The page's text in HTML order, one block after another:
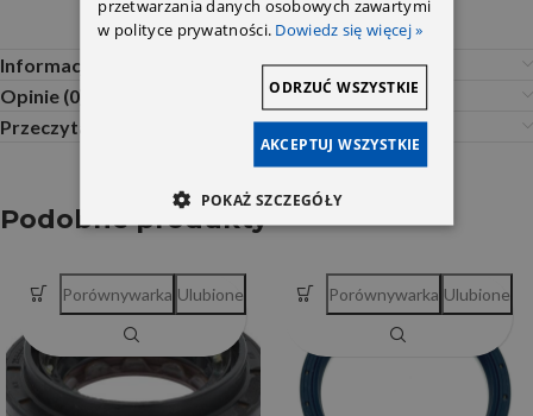
Informacje dodatkowe
Opinie (0)
Przeczytaj Przed Zakupem
Podobne produkty
Porównywarka Ulubione Porównywarka Ulubione
przetwarzania danych osobowych zawartymi
w polityce prywatności. Dowiedz się więcej »
AKCEPTUJ WSZYSTKIE
ODRZUĆ WSZYSTKIE
POKAŻ SZCZEGÓŁY